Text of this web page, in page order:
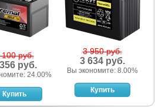
руб.
руб.
24.00%
3 950 руб.
3 634 руб.
Вы экономите: 8.00%